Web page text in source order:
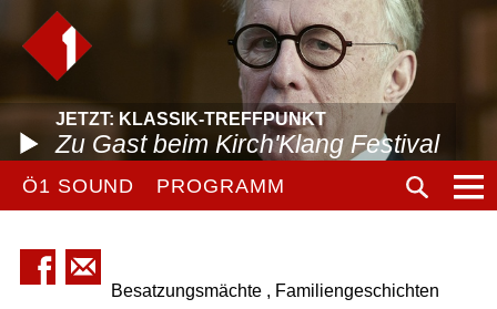
JETZT: KLASSIK-TREFFPUNKT
Zu Gast beim Kirch'Klang Festival
Ö1 SOUND PROGRAMM
Besatzungsmächte , Familiengeschichten